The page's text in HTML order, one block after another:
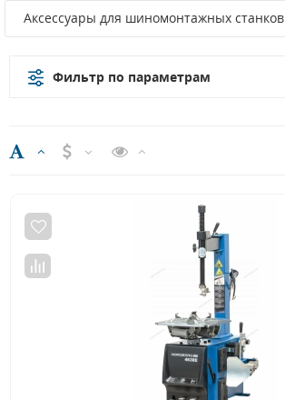
Аксессуары для шиномонтажных станков
Фильтр по параметрам